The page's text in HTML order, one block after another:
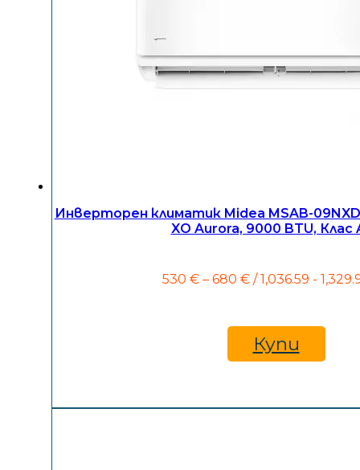
Инверторен климатик Midea MSAB-
XO Aurora, 9000 BTU, Клас
530 € – 680 €Price
through
680 €
/ 1,036.59 -
Купи